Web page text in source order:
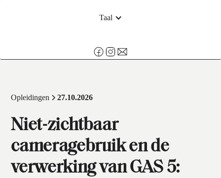
Taal
Opleidingen 27.10.2026
Niet-zichtbaar
cameragebruik en de
verwerking van GAS 5: